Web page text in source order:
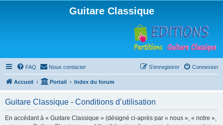
Guitare Classique
FAQ Nous contacter Connexion
S’enregistrer
Accueil Portail Index du forum
Guitare Classique - Conditions d’utilisation
En accédant à « Guitare Classique » (désigné ci-après par « nous », « notre »,